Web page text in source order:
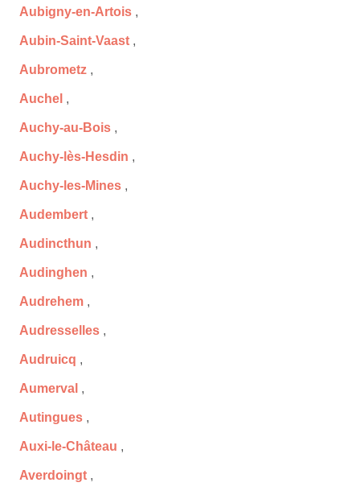
Aubigny-en-Artois ,
Aubin-Saint-Vaast ,
Aubrometz ,
Auchel ,
Auchy-au-Bois ,
Auchy-lès-Hesdin ,
Auchy-les-Mines ,
Audembert ,
Audincthun ,
Audinghen ,
Audrehem ,
Audresselles ,
Audruicq ,
Aumerval ,
Autingues ,
Auxi-le-Château ,
Averdoingt ,